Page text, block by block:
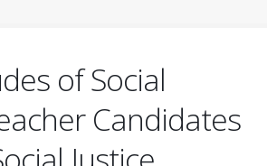
of Social
Candidates